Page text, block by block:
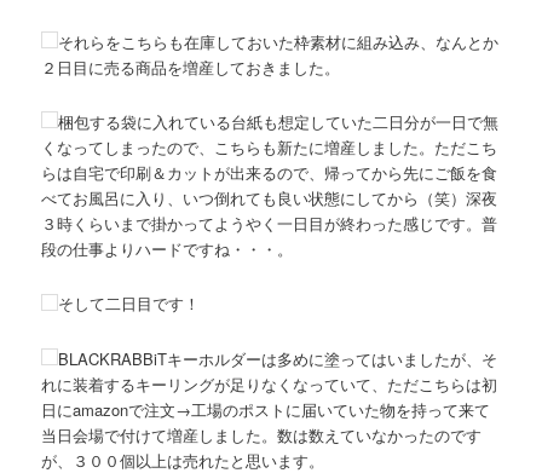
それらをこちらも在庫しておいた枠素材に組み込み、なんとか
２日目に売る商品を増産しておきました。
梱包する袋に入れている台紙も想定していた二日分が一日で無
くなってしまったので、こちらも新たに増産しました。ただこち
らは自宅で印刷＆カットが出来るので、帰ってから先にご飯を食
べてお風呂に入り、いつ倒れても良い状態にしてから（笑）深夜
３時くらいまで掛かってようやく一日目が終わった感じです。普
段の仕事よりハードですね・・・。
そして二日目です！
BLACKRABBiTキーホルダーは多めに塗ってはいましたが、そ
れに装着するキーリングが足りなくなっていて、ただこちらは初
日にamazonで注文→工場のポストに届いていた物を持って来て
当日会場で付けて増産しました。数は数えていなかったのです
が、３００個以上は売れたと思います。